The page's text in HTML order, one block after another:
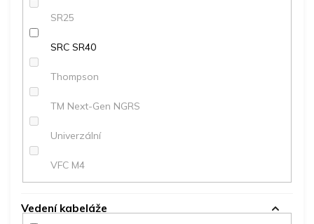
SR25
SRC SR40
Thompson
TM Next-Gen NGRS
Univerzální
VFC M4
Vedení kabeláže